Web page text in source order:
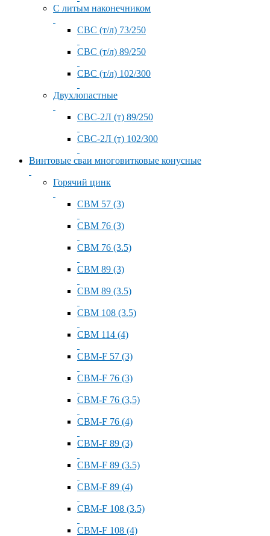
С литым наконечником
СВС (т/л) 73/250
СВС (т/л) 89/250
СВС (т/л) 102/300
Двухлопастные
СВС-2Л (т) 89/250
СВС-2Л (т) 102/300
Винтовые сваи многовитковые конусные
Горячий цинк
СВМ 57 (3)
СВМ 76 (3)
СВМ 76 (3.5)
СВМ 89 (3)
СВМ 89 (3.5)
СВМ 108 (3.5)
СВМ 114 (4)
СВМ-F 57 (3)
СВМ-F 76 (3)
СВМ-F 76 (3,5)
СВМ-F 76 (4)
СВМ-F 89 (3)
СВМ-F 89 (3.5)
СВМ-F 89 (4)
СВМ-F 108 (3.5)
СВМ-F 108 (4)